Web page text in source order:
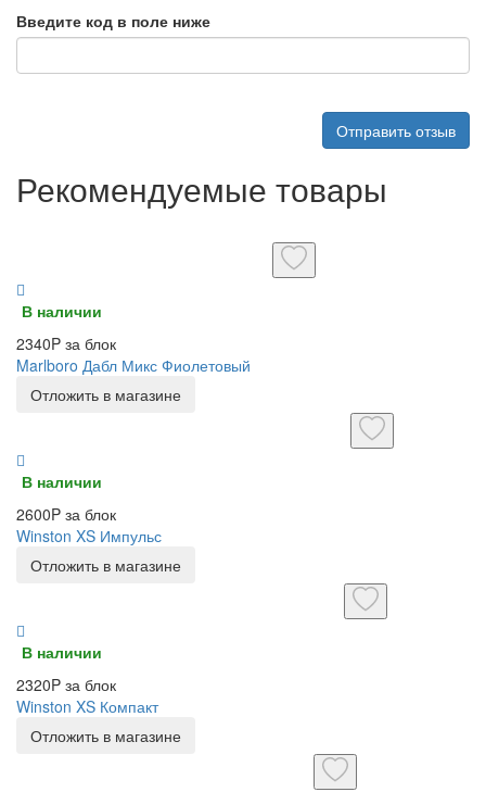
Введите код в поле ниже
Отправить отзыв
Рекомендуемые товары
В наличии
2340P за блок
Marlboro Дабл Микс Фиолетовый
Отложить в магазине
В наличии
2600P за блок
Winston XS Импульс
Отложить в магазине
В наличии
2320P за блок
Winston XS Компакт
Отложить в магазине